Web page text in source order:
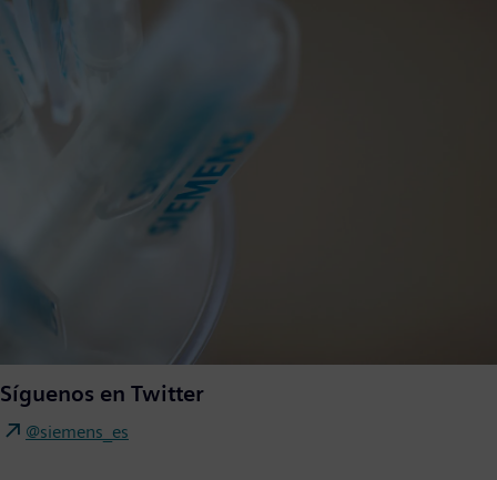
Síguenos en Twitter
@siemens_es